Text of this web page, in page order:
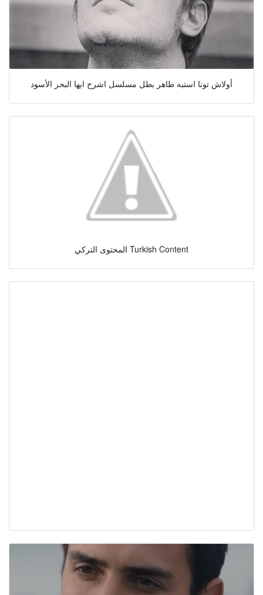
أولاش تونا استبه طاهر بطل مسلسل اشرح ايها البحر الأسود
المحتوى التركي Turkish Content